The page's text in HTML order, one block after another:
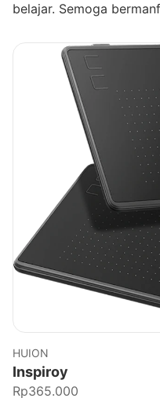
belajar. Semoga
HUION
Inspiroy
Rp365.000